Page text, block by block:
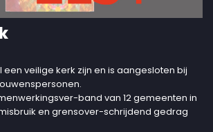
veilige kerk zijn en is aangesloten bij
band van 12 gemeenten in
en grensover-schrijdend gedrag